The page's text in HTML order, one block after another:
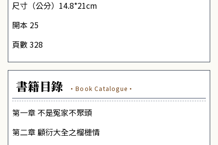
尺寸（公分）14.8*21cm
開本 25
頁數 328
書籍目錄 ·Book Catalogue·
第一章不是冤家不聚頭
第二章 顧衍大全之榴槤情